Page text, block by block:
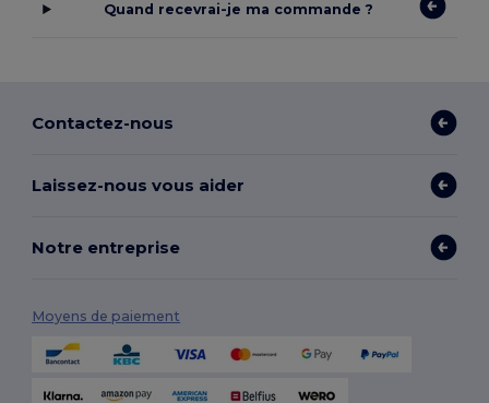
Quand recevrai-je ma commande ?
Contactez-nous
Laissez-nous vous aider
Notre entreprise
Moyens de paiement